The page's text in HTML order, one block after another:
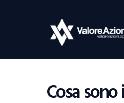
Cosa
Home
Investimenti
Borsa
Guide Al Trading